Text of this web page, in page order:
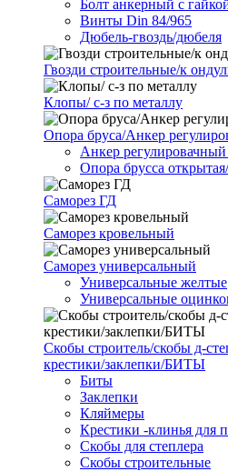
Болт анкерный с
Винты Din 84/965
Дюбель-гвоздь/дюбеля
Гвозди строительные/к
Клопы/ с-з по металлу
Опора бруса/Анкер
Анкер
Опора брусса
Саморез ГД
Саморез кровельный
Саморез универсальный
Универсальные желтые
Универсальные
Скобы строитель/скобы д-
крестики/заклепки/БИТЫ
Биты
Заклепки
Кляймеры
Крестики -клинья для
Скобы для степлера
Скобы строительные